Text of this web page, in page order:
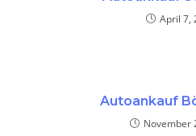
April 7,
Autoankauf
November